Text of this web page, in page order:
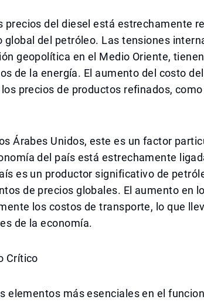
precios del diesel está estrechamente
global del petróleo. Las tensiones
geopolítica en el Medio Oriente,
de la energía. El aumento del costo
precios de productos refinados,
Árabes Unidos, este es un factor
del país está estrechamente
es un productor significativo de
de precios globales. El aumento en
los costos de transporte, lo que
de la economía.
Crítico
elementos más esenciales en el